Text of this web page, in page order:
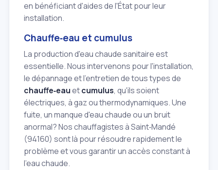
en bénéficiant d'aides de l'État pour leur
installation.
Chauffe‑eau et cumulus
La production d'eau chaude sanitaire est
essentielle. Nous intervenons pour l'installation,
le dépannage et l'entretien de tous types de
chauffe‑eauetcumulus, qu'ils soient
électriques, à gaz ou thermodynamiques. Une
fuite, un manque d'eau chaude ou un bruit
anormal? Nos chauffagistes à Saint‑Mandé
(94160) sont là pour résoudre rapidement le
problème et vous garantir un accès constant à
l'eau chaude.